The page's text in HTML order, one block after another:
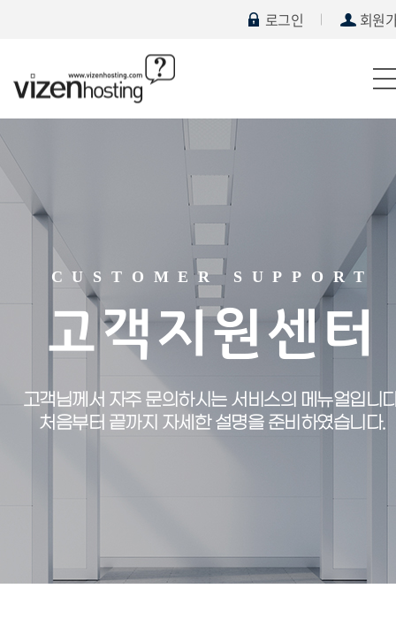
로그인 회원
CUSTOMER SUPPORT
고객지원센터
고객님께서 자주 문의하시는 서비스의 메뉴얼입니
처음부터 끝까지 자세한 설명을 준비하였습니다.